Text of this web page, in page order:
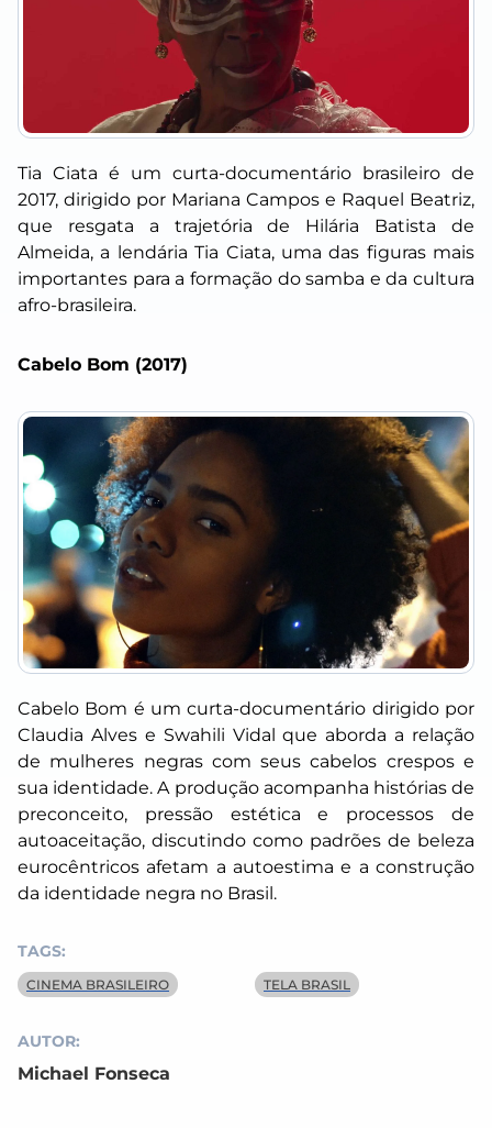
Tia Ciata é um curta-documentário brasileiro de
2017, dirigido por Mariana Campos e Raquel Beatriz,
que resgata a trajetória de Hilária Batista de
Almeida, a lendária Tia Ciata, uma das figuras mais
importantes para a formação do samba e da cultura
afro-brasileira.
Cabelo Bom (2017)
Cabelo Bom é um curta-documentário dirigido por
Claudia Alves e Swahili Vidal que aborda a relação
de mulheres negras com seus cabelos crespos e
sua identidade. A produção acompanha histórias de
preconceito, pressão estética e processos de
autoaceitação, discutindo como padrões de beleza
eurocêntricos afetam a autoestima e a construção
da identidade negra no Brasil.
TAGS:
CINEMA BRASILEIRO TELA BRASIL
AUTOR:
Michael Fonseca